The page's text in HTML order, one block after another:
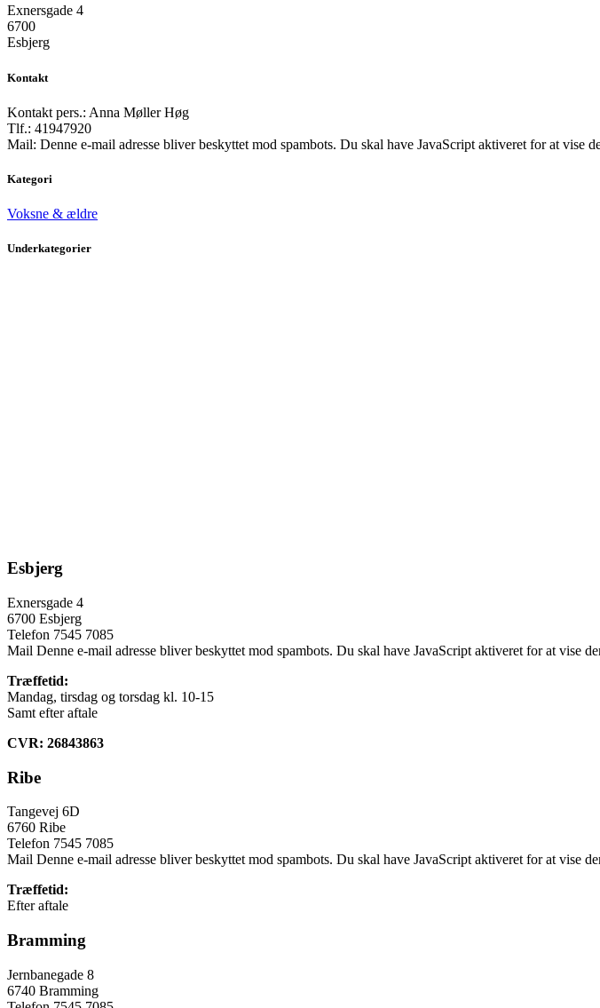
Exnersgade 4
6700
Esbjerg
Kontakt
Kontakt pers.: Anna Møller Høg
Tlf.: 41947920
Mail: Denne e-mail adresse bliver beskyttet mod spambots. Du skal have JavaScript aktiveret for at vise
Kategori
Voksne & ældre
Underkategorier
Esbjerg
Exnersgade 4
6700 Esbjerg
Telefon 7545 7085
Mail Denne e-mail adresse bliver beskyttet mod spambots. Du skal have JavaScript aktiveret for at vise
Træffetid:
Mandag, tirsdag og torsdag kl. 10-15
Samt efter aftale
CVR: 26843863
Ribe
Tangevej 6D
6760 Ribe
Telefon 7545 7085
Mail Denne e-mail adresse bliver beskyttet mod spambots. Du skal have JavaScript aktiveret for at vise
Træffetid:
Efter aftale
Bramming
Jernbanegade 8
6740 Bramming